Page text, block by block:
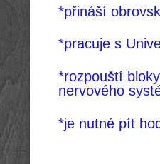
*přináší
*pracuje s
*rozpouští
nervového
*je nutné pít